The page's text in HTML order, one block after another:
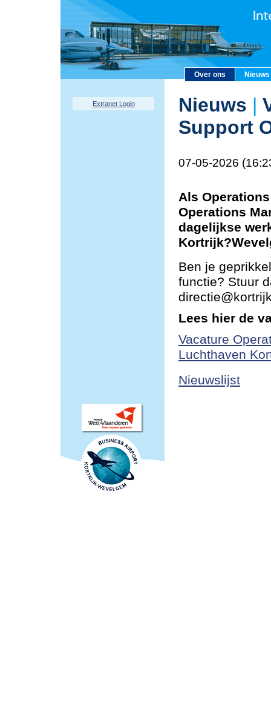
Over ons Nieuws
Extranet Login Nieuws |
Support
07-05-2026
Als
Operations
dagelijkse
Ben je
functie? Stuur
Lees hier de
Vacature
Luchthaven
Nieuwslijst